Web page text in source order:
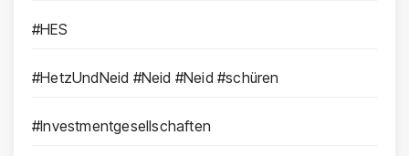
#HES
#HetzUndNeid #Neid #Neid #schüren
#Investmentgesellschaften